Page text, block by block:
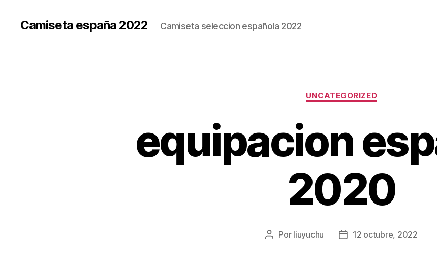
Camiseta españa 2022 Camiseta seleccion española 2022
Categorías
UNCATEGORIZED
equipacion
2020
Autor
Por liuyuchu
Fecha12 octubre, 2022